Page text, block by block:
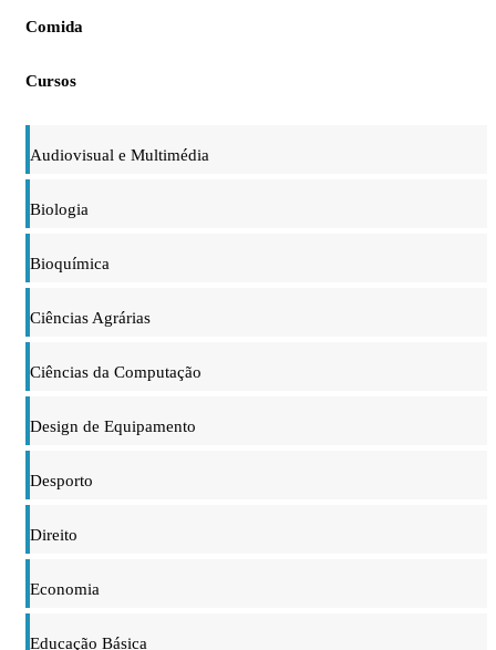
Comida
Cursos
Audiovisual e Multimédia
Biologia
Bioquímica
Ciências Agrárias
Ciências da Computação
Design de Equipamento
Desporto
Direito
Economia
Educação Básica